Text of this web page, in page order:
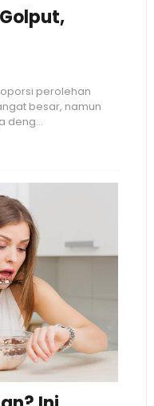
perolehan
besar, namun
deng...